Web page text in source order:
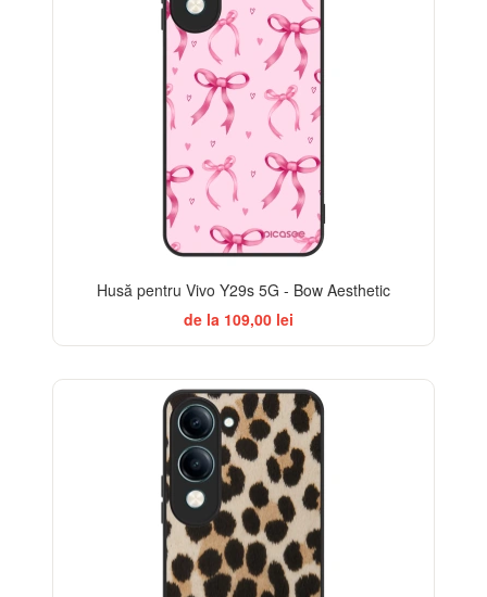
Husă pentru Vivo Y29s 5G - Bow Aesthetic
de la 109,00 lei